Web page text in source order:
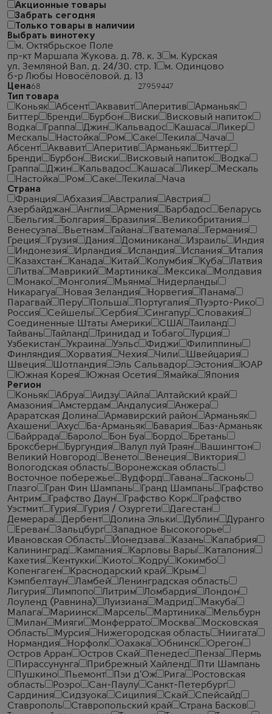
Акционные товары
Забрать сегодня
Только товары в наличии
Выбрать винотеку
м. Октябрьское Поле
пр-кт Маршала Жукова. д. 78. к. 3
м. Курская
ул. Земляной Вал. д. 24/30. стр. 1
м. Одинцово
б-р Любы Новосёловой. д. 13
Цена
Тип товара
Коньяк
Абсент Аквавит Аперитив
Арманьяк
Биттер
Бренди Бурбон Виски
Висковый напиток
Водка
Граппа Джин Кальвадос Кашаса
Ликер
Мескаль
Настойка Ром Саке Текила
Чача
Абсент
Аквавит Аперитив Арманьяк
Биттер
Бренди
Бурбон Виски Висковый напиток
Водка
Граппа
Джин Кальвадос Кашаса Ликер
Мескаль
Настойка
Ром Саке Текила
Чача
Страна
Франция
Абхазия Австралия
Австрия
Азербайджан
Англия Армения Барбадос
Беларусь
Бельгия
Болгария Бразилия
Великобритания
Венесуэла
Вьетнам Гайана Гватемала
Германия
Греция
Грузия Дания Доминикана Израиль
Индия
Индонезия
Ирландия Исландия Испания
Италия
Казахстан
Канада Китай Колумбия Куба
Латвия
Литва
Маврикий Мартиника Мексика
Молдавия
Монако
Монголия Мьянма
Нидерланды
Никарагуа
Новая Зеландия Норвегия
Панама
Парагвай
Перу Польша Португалия
Пуэрто-Рико
Россия
Сейшелы Сербия Сингапур
Словакия
Соединенные Штаты Америки
США
Таиланд
Тайвань
Тайланд Тринидад и Тобаго
Турция
Узбекистан
Украина Уэльс Фиджи
Филиппины
Финляндия
Хорватия Чехия Чили
Швейцария
Швеция
Шотландия Эль Сальвадор Эстония
ЮАР
Южная Корея
Южная Осетия Ямайка
Япония
Регион
Коньяк
Абруа Аидзу Айла
Алтайский край
Амазония
Амстердам Андалусия
Анжера
Араратская Долина
Армавирский район
Арманьяк
Ахашени
Ахус Ба-Арманьяк Бавария
Баз-Арманьяк
Байррада
Бароло Бон Буа Бордо
Бретань
Броксберн
Бургундия Валул луй Траян
Вашингтон
Великий Новгород
Венето Венеция
Виктория
Вологодская область
Воронежская область
Восточное побережье
Вудфорд Гавана
Гасконь
Глазго
Гран Фин Шампань Гранд Шампань
Графство
Антрим
Графство Даун Графство Корк
Графство
Уэстмит
Гурия Гурия / Озургети
Дагестан
Демерара
Дербент Долина Эльки Дублин
Дуранго
Ереван
Зальцбург
Западное Высокогорье
Ивановская Область
Йонедзава Казань
Калабрия
Калининград
Кампания Карловы Вары
Каталония
Кахетия
Кентукки Киото Кодру
Кокимбо
Копенгаген
Краснодарский край
Крым
Кэмпбелтаун
Ламбей
Ленинградская область
Лигурия
Лимпопо Литрим Ломбардия
Лондон
Лоуленд (Равнина)
Луизиана Мадрид
Макуба
Малага
Мариинск Марсель Мартиника
Мельбурн
Милан
Мияги Монферрато Москва
Московская
Область
Мурсия Нижегородская область
Ниигата
Нормандия
Норфолк Оахака Обнинск
Орегон
Остров Арран
Остров Скай Пенедес Пенза
Пермь
Пирассунунга
Прибрежный Хайленд
Пти Шампань
Пушкино
Пьемонт Пэи д'Ож Рига
Ростовская
область
Роэро Сан-Паулу
Санкт-Петербург
Сардиния
Сидзуока Сицилия Скай
Спейсайд
Ставрополь
Ставропольский край
Страна Басков